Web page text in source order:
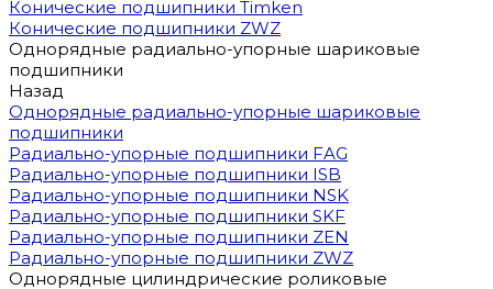
Конические подшипники Timken
Конические подшипники ZWZ
Однорядные радиально-упорные шариковые
подшипники
Назад
Однорядные радиально-упорные шариковые
подшипники
Радиально-упорные подшипники FAG
Радиально-упорные подшипники ISB
Радиально-упорные подшипники NSK
Радиально-упорные подшипники SKF
Радиально-упорные подшипники ZEN
Радиально-упорные подшипники ZWZ
Однорядные цилиндрические роликовые